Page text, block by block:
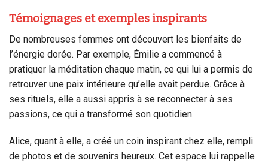
Témoignages et exemples inspirants
De nombreuses femmes ont découvert les bienfaits de
l’énergie dorée. Par exemple, Émilie a commencé à
pratiquer la méditation chaque matin, ce qui lui a permis de
retrouver une paix intérieure qu’elle avait perdue. Grâce à
ses rituels, elle a aussi appris à se reconnecter à ses
passions, ce qui a transformé son quotidien.
Alice, quant à elle, a créé un coin inspirant chez elle, rempli
de photos et de souvenirs heureux. Cet espace lui rappelle